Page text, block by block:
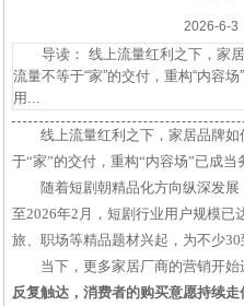
2026-6-
导读： 线上流量红利之下，家居
流量不等于“家”的交付，重构“内容
用...
线上流量红利之下，家居品牌
于“家”的交付，重构“内容场”已成当
随着短剧朝精品化方向纵深发
至2026年2月，短剧行业用户规模已
旅、职场等精品题材兴起，为不少
当下，更多家居厂商的营销开
反复触达，消费者的购买意愿持续走